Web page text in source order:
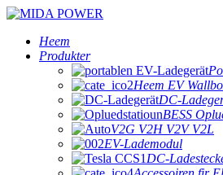
Heem
Produkter
Heem EV
DC-
BESS
V2G V2H V2V V2L
EV-Lademodul
DC-